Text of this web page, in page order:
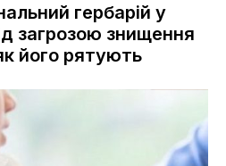
гербарій у
загрозою знищення
його рятують